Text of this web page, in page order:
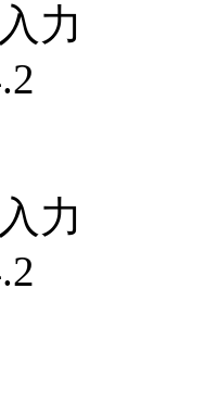
力
力